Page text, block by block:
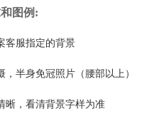
图例 :
客服指定的背景
，半身免冠照片（腰部以上）
晰，看清背景字样为准